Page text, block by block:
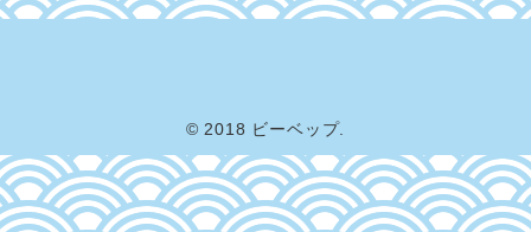
© 2018 ビーベップ.